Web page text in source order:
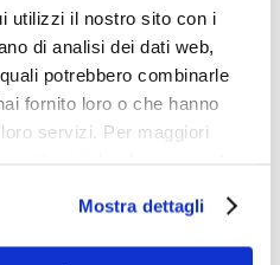
utilizzi il nostro sito con i
di analisi dei dati web,
potrebbero combinarle
fornito loro o che hanno
servizi. Per maggiori
Mostra dettagli